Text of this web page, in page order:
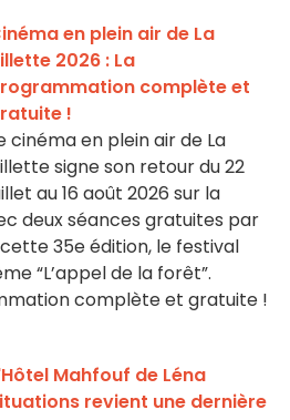
en plein air de La
2026 : La
complète et
!
cinéma en plein air de La
signe son retour du 22
au 16 août 2026 sur la
deux séances gratuites par
cette 35e édition, le festival
“L’appel de la forêt”.
complète et gratuite !
Mahfouf de Léna
revient une dernière